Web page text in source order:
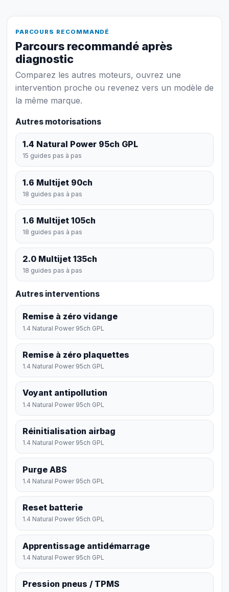
PARCOURS RECOMMANDÉ
Parcours recommandé après
diagnostic
Comparez les autres moteurs, ouvrez une
intervention proche ou revenez vers un modèle de
la même marque.
Autres motorisations
1.4 Natural Power 95ch GPL
15 guides pas à pas
1.6 Multijet 90ch
18 guides pas à pas
1.6 Multijet 105ch
18 guides pas à pas
2.0 Multijet 135ch
18 guides pas à pas
Autres interventions
Remise à zéro vidange
1.4 Natural Power 95ch GPL
Remise à zéro plaquettes
1.4 Natural Power 95ch GPL
Voyant antipollution
1.4 Natural Power 95ch GPL
Réinitialisation airbag
1.4 Natural Power 95ch GPL
Purge ABS
1.4 Natural Power 95ch GPL
Reset batterie
1.4 Natural Power 95ch GPL
Apprentissage antidémarrage
1.4 Natural Power 95ch GPL
Pression pneus / TPMS